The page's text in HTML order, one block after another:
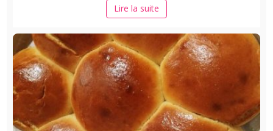
Lire la suite